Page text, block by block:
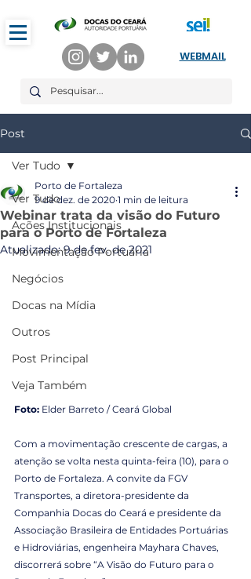
WEBMAIL
Post
Ver Tudo
Ações Institucionais
Movimentação Portuária
Negócios
Docas na Mídia
Outros
Post Principal
Veja Também
Ver Tudo
Webinar trata da visão do Futuro
para o Porto de Fortaleza
Porto de Fortaleza
9 de dez. de 2020 1 min de leitura
Atualizado:9 de fev. de 2021
Foto: Elder Barreto / Ceará Global
Com a movimentação crescente de cargas, a
atenção se volta nesta quinta-feira (10), para o
Porto de Fortaleza. A convite da FGV
Transportes, a diretora-presidente da
Companhia Docas do Ceará e presidente da
Associação Brasileira de Entidades Portuárias
e Hidroviárias, engenheira Mayhara Chaves,
discorrerá sobre “A Visão do Futuro para o